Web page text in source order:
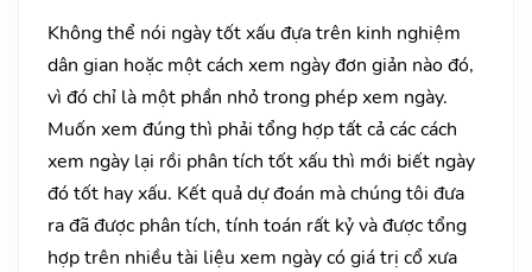
Không thể nói ngày tốt xấu đựa trên kinh nghiệm
dân gian hoặc một cách xem ngày đơn giản nào đó,
vì đó chỉ là một phần nhỏ trong phép xem ngày.
Muốn xem đúng thì phải tổng hợp tất cả các cách
xem ngày lại rồi phân tích tốt xấu thì mới biết ngày
đó tốt hay xấu. Kết quả dự đoán mà chúng tôi đưa
ra đã được phân tích, tính toán rất kỷ và được tổng
hợp trên nhiều tài liệu xem ngày có giá trị cổ xưa